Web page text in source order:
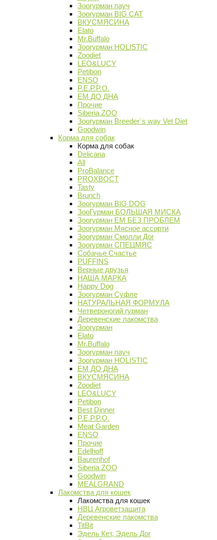
Зоогурман пауч
Зоогурман BIG CAT
ВКУСМЯСИНА
Elato
Mr.Buffalo
Зоогурман HOLISTIC
Zoodiet
LEO&LUCY
Petibon
ENSO
P.E.P.P.O.
ЕМ ДО ДНА
Прочие
Siberia ZOO
Зоогурман Breeder`s way Vet Diet
Goodwin
Корма для собак
Корма для собак
Delicana
All
ProBalance
PROХВОСТ
Tasty
Brunch
Зоогурман BIG DOG
ЗооГурман БОЛЬШАЯ МИСКА
Зоогурман ЕМ БЕЗ ПРОБЛЕМ
Зоогурман Мясное ассорти
Зоогурман Смолли Дог
Зоогурман СПЕЦМЯС
Собачье Счастье
PUFFINS
Верные друзья
НАША МАРКА
Happy Dog
Зоогурман Суфле
НАТУРАЛЬНАЯ ФОРМУЛА
Четвероногий гурман
Деревенские лакомства
Зоогурман
Elato
Mr.Buffalo
Зоогурман пауч
Зоогурман HOLISTIC
ЕМ ДО ДНА
ВКУСМЯСИНА
Zoodiet
LEO&LUCY
Petibon
Best Dinner
P.E.P.P.O.
Meat Garden
ENSO
Прочие
Edelhoff
Baurenhof
Siberia ZOO
Goodwin
MEALGRAND
Лакомства для кошек
Лакомства для кошек
НВЦ Агроветзащита
Деревенские лакомства
TitBit
Эдель Кет, Эдель Дог